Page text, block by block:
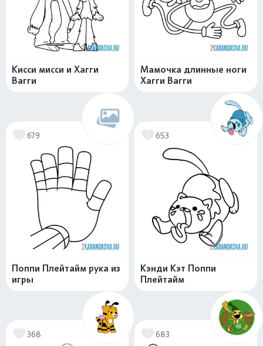
Кисси мисси и Хагги
Вагги
Мамочка длинные ноги
Хагги Вагги
679
Поппи Плейтайм рука из
игры
653
Кэнди Кэт Поппи
Плейтайм
368 683